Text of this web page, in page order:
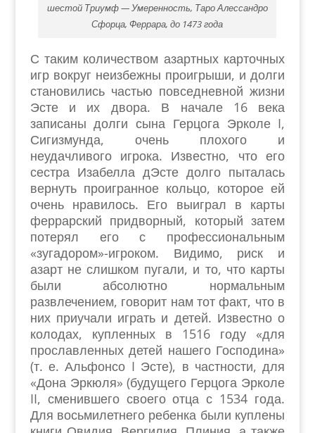
шестой Триумф — Умеренность, Таро Алессандро
Сфорца, Феррара, до 1473 года
С таким количеством азартных карточных
игр вокруг неизбежны проигрыши, и долги
становились частью повседневной жизни
Эсте и их двора. В начале 16 века
записаны долги сына Герцога Эрколе I,
Сигизмунда, очень плохого и
неудачливого игрока. Известно, что его
сестра Изабелла дЭсте долго пыталась
вернуть проигранное кольцо, которое ей
очень нравилось. Его выиграл в карты
феррарский придворный, который затем
потерял его с профессиональным
«зугадором»-игроком. Видимо, риск и
азарт не слишком пугали, и то, что карты
были абсолютно нормальным
развлечением, говорит нам тот факт, что в
них приучали играть и детей. Известно о
колодах, купленных в 1516 году «для
прославленных детей нашего Господина»
(т. е. Альфонсо I Эсте), в частности, для
«Дона Эркюля» (будущего Герцога Эрколе
II, сменившего своего отца с 1534 года.
Для восьмилетнего ребенка были куплены